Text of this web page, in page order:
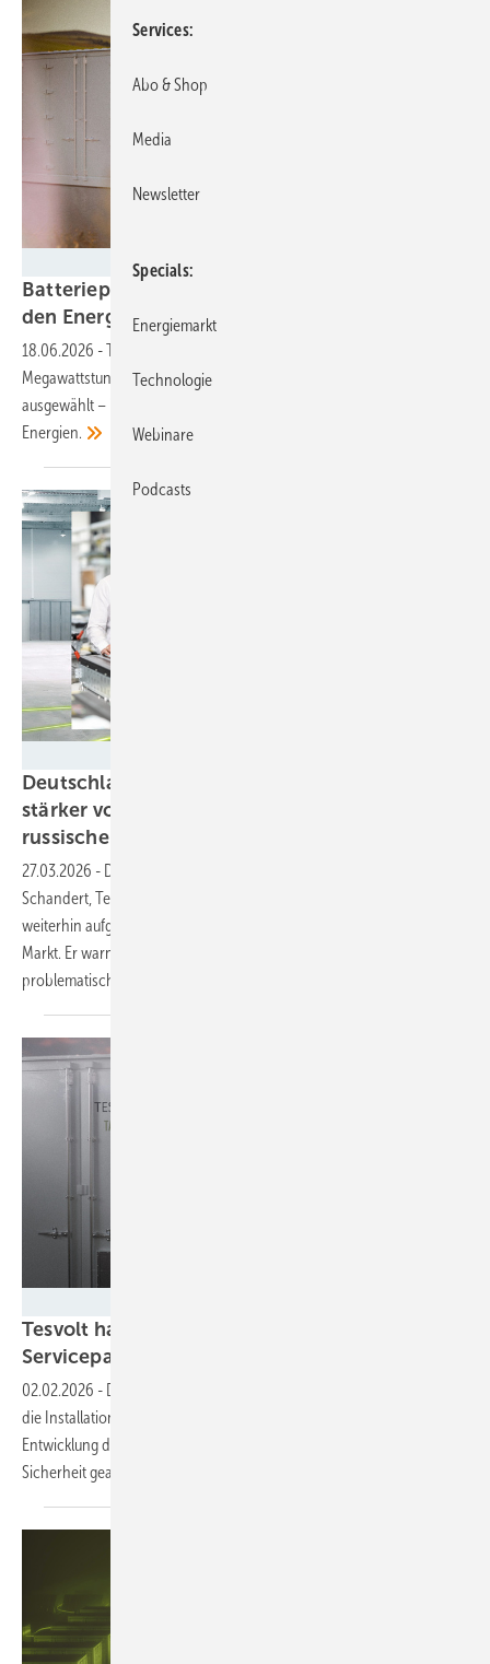
Batteriepark in Wittenberg finanziert sich über
den Energiehandel
18.06.2026 -Tesvolt hat die Anlage auf ein Volumen von 190
Megawattstunden dimensioniert. Der Standort wurde mit Bedacht
ausgewählt – in einer Region mit hohem Anteil an erneuerbaren
Energien.
Deutschland bei Energieinfrastruktur bald
stärker von China abhängig als 2021 von
russischem
27.03.2026 - Der Speicherausbau in Deutschland läuft gut. Simon
Schandert, Technischer Geschäftsführer von Tesvolt, sieht auch
weiterhin aufgrund verschiedener Geschäftsmodelle einen stabilen
Markt. Er warnt allerdings vor zu großer Konkurrenz aus Fernost, die
problematisch werden
Tesvolt hat cybersicheren Großspeicher mit
Servicepaket für Stadtwerke
02.02.2026 - Das Servicepaket umfasst alles: von der Planung über
die Installation und die Wartung bis zum Stromvertrieb. Bei der
Entwicklung des neuen Speichers hat Tesvolt zudem auf maximale
Sicherheitgeachtet.
Services
Abo & Shop
Media
Newsletter
Specials
Energiemarkt
Technologie
Webinare
Podcasts